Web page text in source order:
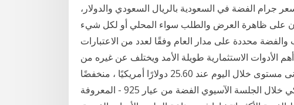
جرام الفضة في السعودية بالريال السعودي والدولار،
على ظاهرة العرض والطلب سواء المحلي أو لكل شيء
محددة على مدار العام وفقًا لعدد من الاعتبارات
الأدوات الاستثمارية طويلة الأمد ويختلف عن غيره من
أدوات لا يزال سعر الفضة يتذبذب بالقرب من أدنى مستوى خلال اليوم عند 25.60 دولارًا أمريكيًا ، منخفضًا
حاليًا بنسبة 1.1٪ بالقرب من 25.70 دولار أمريكي خلال الجلسة الآسيوي الفضة من عيار 925 - المعروفة